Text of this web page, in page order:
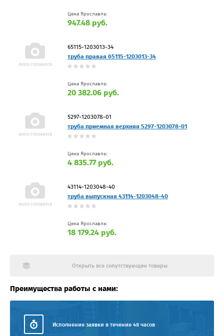
Цена Ярославль:
947.48 руб.
65115-1203013-34
труба правая 65115-1203013-34
Цена Ярославль:
20 382.06 руб.
5297-1203078-01
труба приемная верхняя 5297-1203078-01
Цена Ярославль:
4 835.77 руб.
43114-1203048-40
труба выпускная 43114-1203048-40
Цена Ярославль:
18 179.24 руб.
Открыть все сопутствующие товары
Преимущества работы с нами:
Исполнение заявки в течение 48 часов